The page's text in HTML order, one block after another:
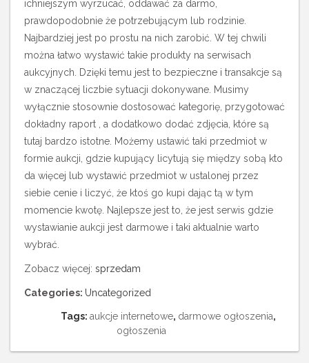
ichniejszym wyrzucać, oddawać za darmo,
prawdopodobnie że potrzebującym lub rodzinie.
Najbardziej jest po prostu na nich zarobić. W tej chwili
można łatwo wystawić takie produkty na serwisach
aukcyjnych. Dzięki temu jest to bezpieczne i transakcje są
w znaczącej liczbie sytuacji dokonywane. Musimy
wyłącznie stosownie dostosować kategorię, przygotować
dokładny raport , a dodatkowo dodać zdjęcia, które są
tutaj bardzo istotne. Możemy ustawić taki przedmiot w
formie aukcji, gdzie kupujący licytują się między sobą kto
da więcej lub wystawić przedmiot w ustalonej przez
siebie cenie i liczyć, że ktoś go kupi dając tą w tym
momencie kwotę. Najlepsze jest to, że jest serwis gdzie
wystawianie aukcji jest darmowe i taki aktualnie warto
wybrać.
Zobacz więcej: sprzedam
Categories: Uncategorized
Tags: aukcje internetowe, darmowe ogłoszenia,
ogłoszenia